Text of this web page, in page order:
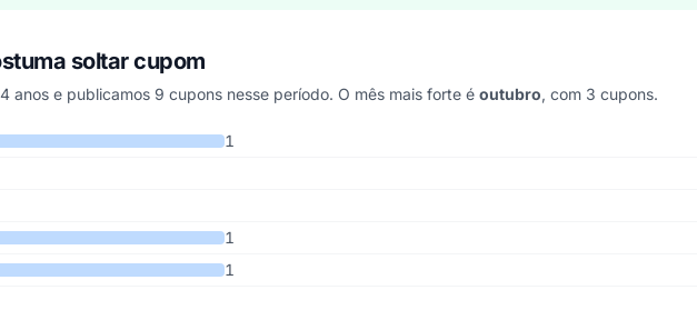
soltar cupom
anos e publicamos 9 cupons nesse período. O mês mais forte é outubro, com 3 cupons.
por mês, somando os últimos 4 anos
médio
1
1
1